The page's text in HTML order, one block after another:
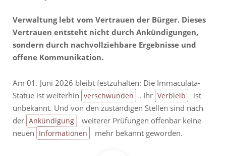
Verwaltung lebt vom Vertrauen der Bürger. Dieses
Vertrauen entsteht nicht durch Ankündigungen,
sondern durch nachvollziehbare Ergebnisse und
offene Kommunikation.
Am 01. Juni 2026 bleibt festzuhalten: Die Immaculata-
Statue ist weiterhin verschwunden . Ihr Verbleib
ist
unbekannt. Und von den zuständigen Stellen sind nach
der Ankündigung
weiterer Prüfungen offenbar keine
neuen Informationen mehr bekannt geworden.